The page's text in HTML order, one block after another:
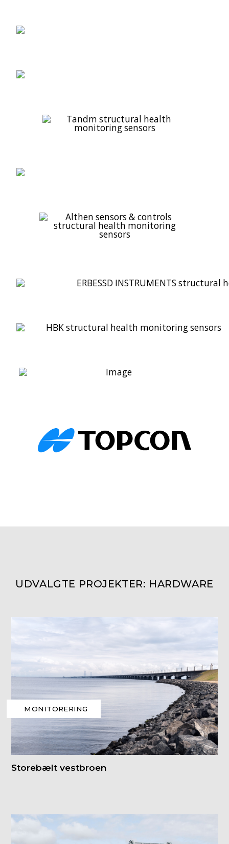
UDVALGTE PROJEKTER: HARDWARE
MONITORERING
Storebælt vestbroen